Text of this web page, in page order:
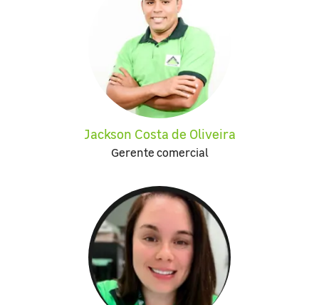
Jackson Costa de Oliveira
Gerente comercial